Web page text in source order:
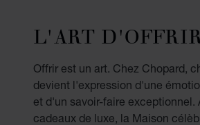
L'ART D'OFFRIR
Offrir est un art. Chez Chopard,
devient l'expression d'une
et d'un savoir-faire exceptionnel.
cadeaux de luxe, la Maison